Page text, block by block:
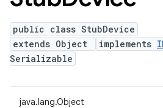
public class StubDevice
extends Object
implements
Serializable
java.lang.Object